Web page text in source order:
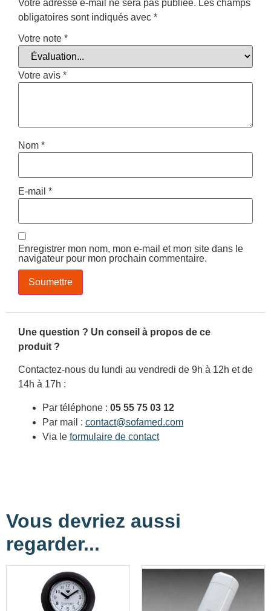
Votre adresse e-mail ne sera pas publiée. Les champs
obligatoires sont indiqués avec *
Votre note *
Votre avis *
Nom *
E-mail *
Enregistrer mon nom, mon e-mail et mon site dans le
navigateur pour mon prochain commentaire.
Une question ? Un conseil à propos de ce
produit ?
Contactez-nous du lundi au vendredi de 9h à 12h et de
14h à 17h :
Par téléphone : 05 55 75 03 12
Par mail : contact@sofamed.com
Via le formulaire de contact
Vous devriez aussi
regarder...